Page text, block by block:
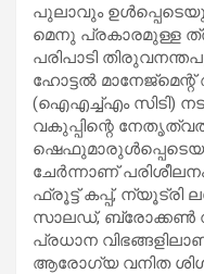
പുലാവും
മെനു പ്രകാരമുള്ള
പരിപാടി
ഹോട്ടല്‍ മാനേജ്‌മെന്റ്
(ഐഎച്ച്എം സിടി)
വകുപ്പിന്റെ
ചേര്‍ന്നാണ്
ഫ്രൂട്ട് കപ്പ്, ന്യൂട്രി
സാലഡ്, ബ്രോക്കണ്‍
പ്രധാന
ആരോഗ്യ വനിത